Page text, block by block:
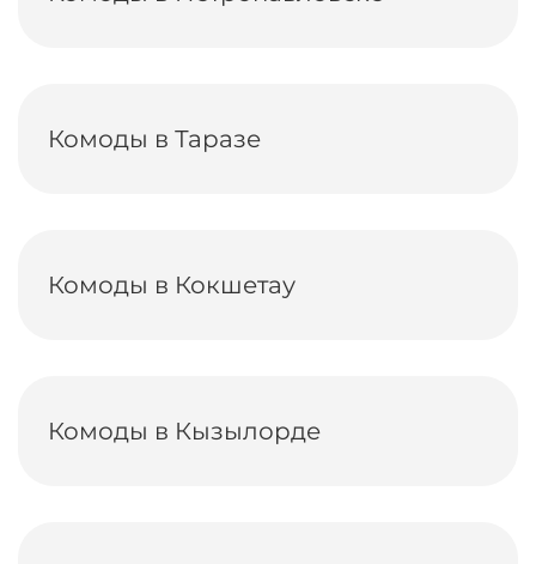
Комоды в Таразе
Комоды в Кокшетау
Комоды в Кызылорде